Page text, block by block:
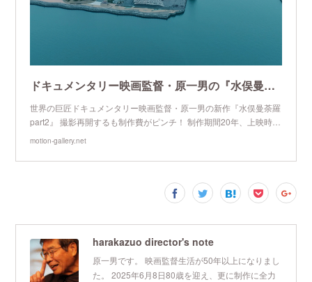
ドキュメンタリー映画監督・原一男の『水俣曼荼羅part2』が見たい！ | MOTION GALLERY
世界の巨匠ドキュメンタリー映画監督・原一男の新作『水俣曼荼羅
part2』 撮影再開するも制作費がピンチ！ 制作期間20年、上映時…
motion-gallery.net
harakazuo director's note
原一男です。 映画監督生活が50年以上になりまし
た。 2025年6月8日80歳を迎え、更に制作に全力